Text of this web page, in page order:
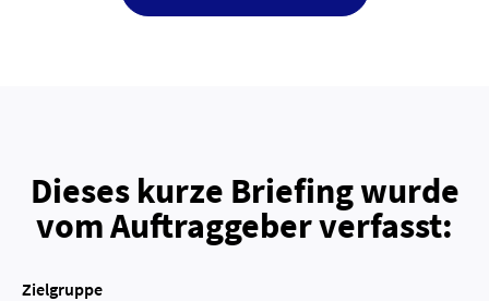
Dieses kurze Briefing wurde
vom Auftraggeber verfasst:
Zielgruppe